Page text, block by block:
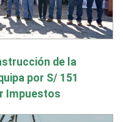
de la
por S/ 151
Impuestos